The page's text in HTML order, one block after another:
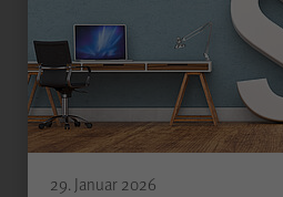
29. Januar 2026
Gilt
Check-
"Wissen
(WPK)®":
eines